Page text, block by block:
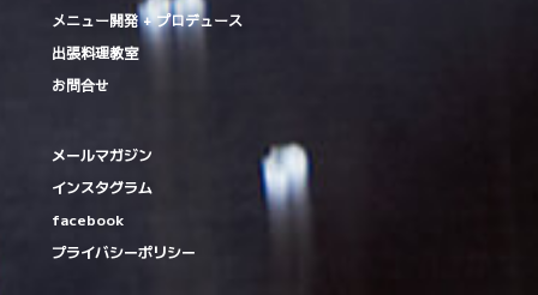
メニュー開発 + プロデュース
出張料理教室
お問合せ
メールマガジン
インスタグラム
facebook
プライバシーポリシー